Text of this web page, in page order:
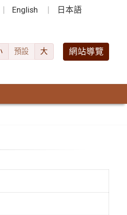
English 日本語
預設 大 網站導覽